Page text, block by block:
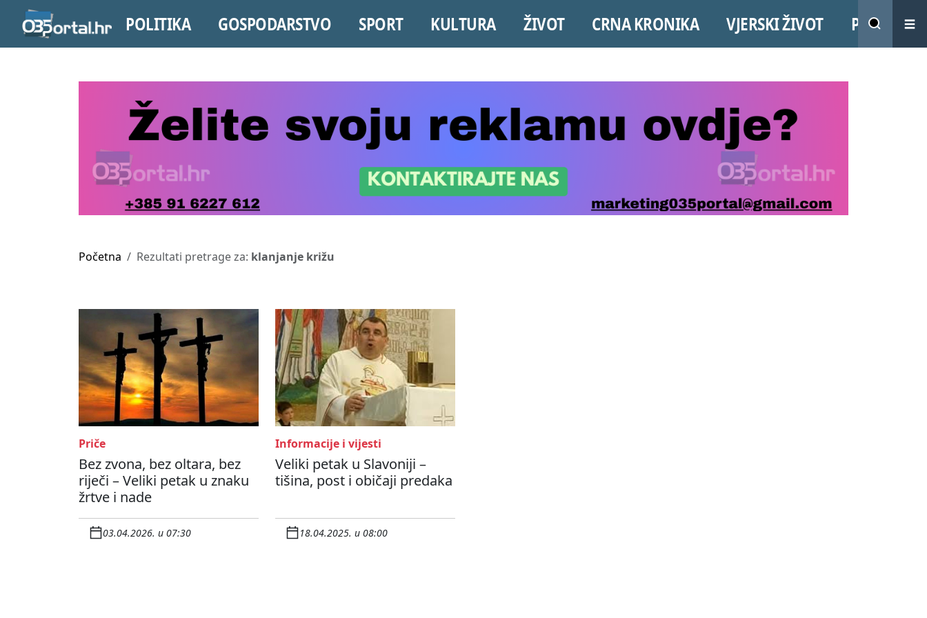
POLITIKA GOSPODARSTVO SPORT KULTURA ŽIVOT CRNA KRONIKA VJERSKI ŽIVOT PROMO
Početna Rezultati pretrage za: klanjanje križu
Priče
Bez zvona, bez oltara, bez
riječi – Veliki petak u znaku
žrtve i nade
03.04.2026. u 07:30
Informacije i vijesti
Veliki petak u Slavoniji –
tišina, post i običaji predaka
18.04.2025. u 08:00